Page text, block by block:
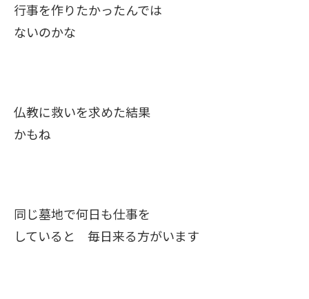
行事を作りたかったんでは
ないのかな
仏教に救いを求めた結果
かもね
同じ墓地で何日も仕事を
していると 毎日来る方がいます